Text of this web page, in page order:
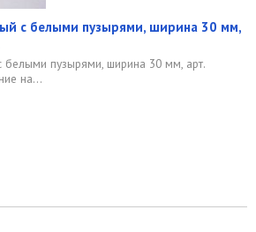
с белыми пузырями, ширина 30 мм,
белыми пузырями, ширина 30 мм, арт.
на...